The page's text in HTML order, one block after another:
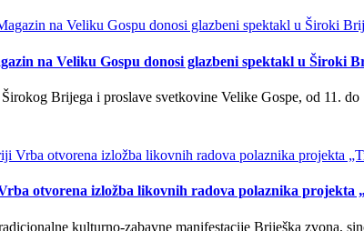
na Veliku Gospu donosi glazbeni spektakl u Široki
Brijega i proslave svetkovine Velike Gospe, od 11.
otvorena izložba likovnih radova polaznika projekta
kulturno-zabavne manifestacije Briješka zvona,